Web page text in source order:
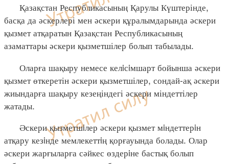
Қазақстан Республикасының Қарулы Күштерінде,
басқа да әскерлері мен әскери құралымдарында әскери
қызмет атқаратын Қазақстан Республикасының
азаматтары әскери қызметшілер болып табылады.
Оларға шақыру немесе келiсiмшарт бойынша әскери
қызмет өткеретін әскери қызметшілер, сондай-ақ әскери
жиындарға шақыру кезеңіндегі әскери міндеттілер
жатады.
Әскери қызметшiлер әскери қызмет мiндеттерiн
атқару кезiнде мемлекеттiң қорғауында болады. Олар
әскери жарғыларға сәйкес өздерiне бастық болып